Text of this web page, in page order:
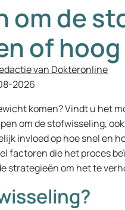
om de
of
van Dokteronline
2026
komen? Vindt u het
om de stofwisseling,
invloed op hoe snel en
factoren die het proces
strategieën om het te